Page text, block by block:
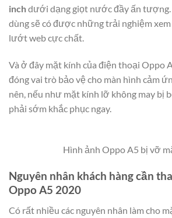
inchdưới dạng giọt nước đầy ấn
dùng sẽ có được những trải nghiệm xem
lướt web cực chất.
Và ở đây mặt kính của điện thoại Oppo
đóng vai trò bảo vệ cho màn hình cảm
nên, nếu như mặt kính lỡ không may bị
phải sớm khắc phục ngay.
Hình ảnh Oppo A5 bị vỡ
Nguyên nhân khách hàng cần
Oppo A5 2020
Có rất nhiều các nguyên nhân làm cho